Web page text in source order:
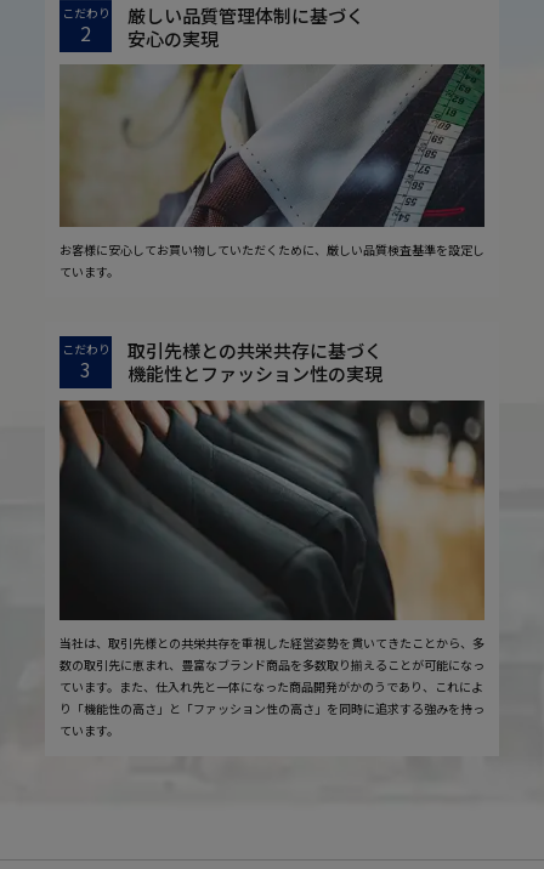
こだわり
2
厳しい品質管理体制に基づく
安心の実現
お客様に安心してお買い物していただくために、厳しい品質検査基準を設定し
ています。
こだわり
3
取引先様との共栄共存に基づく
機能性とファッション性の実現
当社は、取引先様との共栄共存を重視した経営姿勢を貫いてきたことから、多
数の取引先に恵まれ、豊富なブランド商品を多数取り揃えることが可能になっ
ています。また、仕入れ先と一体になった商品開発がかのうであり、これによ
り「機能性の高さ」と「ファッション性の高さ」を同時に追求する強みを持っ
ています。